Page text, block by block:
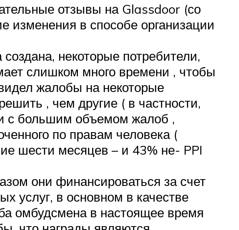
отзывы на Glassdoor (со
изменения в способе организации
некоторые потребители,
слишком много времени , чтобы
жалобы на некоторые
, чем другие ( в частности,
с большим объемом жалоб ,
по правам человека (
шести месяцев – и 43% не- PPI
они финансироваться за счет
услуг, в основном в качестве
омбудсмена в настоящее время